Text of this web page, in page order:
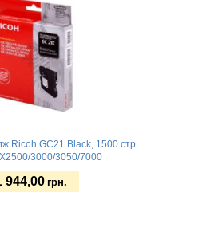
Ricoh GC21 Black, 1500 стр.
3000/3050/7000
944,00грн.